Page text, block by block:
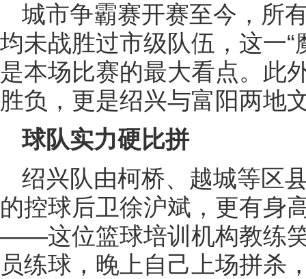
城市争霸赛开赛至今，所
均未战胜过市级队伍，这一
是本场比赛的最大看点。此
胜负，更是绍兴与富阳两地
球队实力硬比拼
绍兴队由柯桥、越城等区
的控球后卫徐沪斌，更有身
——这位篮球培训机构教练
员练球，晚上自己上场拼杀